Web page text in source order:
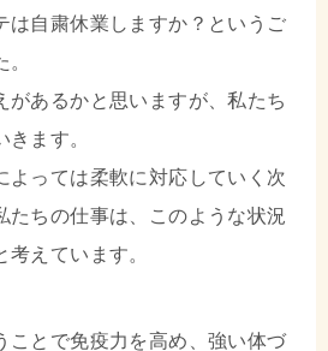
は自粛休業しますか？というご
があるかと思いますが、私たち
ます。
よっては柔軟に対応していく次
たちの仕事は、このような状況
えています。
ことで免疫力を高め、強い体づ